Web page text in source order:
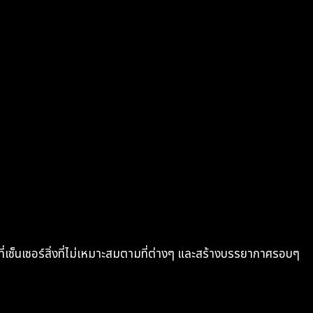
เซอร์สิ่งที่ไม่เหมาะสมตามที่ต่างๆ และสร้างบรรยากาศรอบๆ